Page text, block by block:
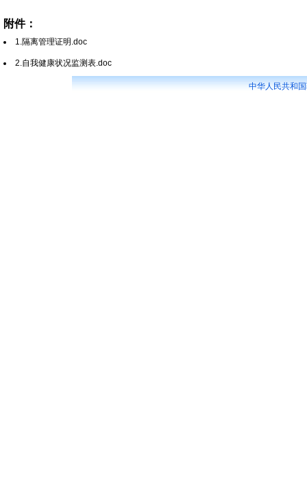
附件：
1.隔离管理证明.doc
2.自我健康状况监测表.doc
中华人民共和